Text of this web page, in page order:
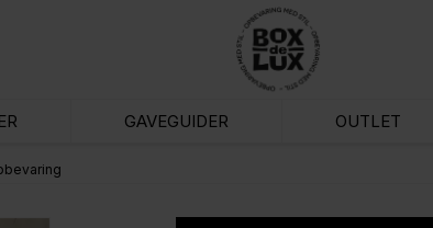
GAVEGUIDER OUTLET